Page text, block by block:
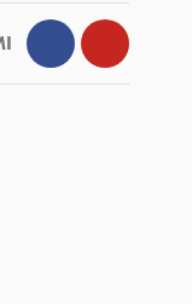
FacebookYouTube